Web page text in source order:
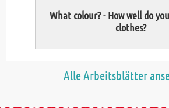
What colour? - How well do
clothes?
Alle Arbeitsblätter